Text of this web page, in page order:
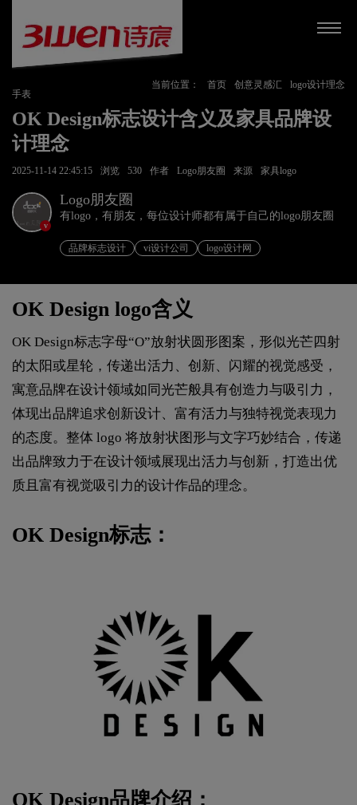
当前位置： 首页 创意灵感汇
logo设计理念
手表
OK Design标志设计含义及家具品牌设
计理念
2025-11-14 22:45:15 浏览 530 作者 Logo朋友圈 来源 家具logo
v
Logo朋友圈
有logo，有朋友，每位设计师都有属于自己的logo朋友圈
品牌标志设计 vi设计公司 logo设计网
OK Design logo含义
OK Design标志字母“O”放射状圆形图案，形似光芒四射
的太阳或星轮，传递出活力、创新、闪耀的视觉感受，
寓意品牌在设计领域如同光芒般具有创造力与吸引力，
体现出品牌追求创新设计、富有活力与独特视觉表现力
的态度。整体 logo 将放射状图形与文字巧妙结合，传递
出品牌致力于在设计领域展现出活力与创新，打造出优
质且富有视觉吸引力的设计作品的理念。
OK Design标志：
OK Design品牌介绍：